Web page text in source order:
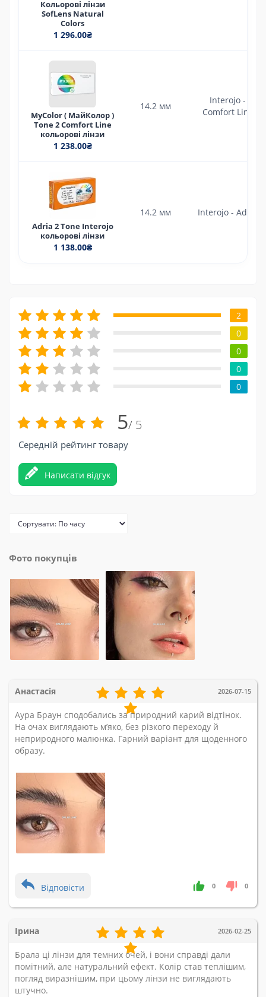
Кольорові лінзи
SofLens Natural
Colors
1 296.00₴
MyColor ( МайКолор )
Tone 2 Comfort Line
кольорові лінзи
1 238.00₴
14.2 мм
Interojo -
Comfort Line
Adria 2 Tone Interojo
кольорові лінзи
1 138.00₴
14.2 мм Interojo - Adria
5/ 5
Середній рейтинг товару
Написати відгук
2
0
0
0
0
Фото покупців
Анастасія 2026-07-15
Аура Браун сподобались за природний карий відтінок.
На очах виглядають м’яко, без різкого переходу й
неприродного малюнка. Гарний варіант для щоденного
образу.
Відповісти 0 0
Ірина 2026-02-25
Брала ці лінзи для темних очей, і вони справді дали
помітний, але натуральний ефект. Колір став теплішим,
погляд виразнішим, при цьому лінзи не виглядають
штучно.